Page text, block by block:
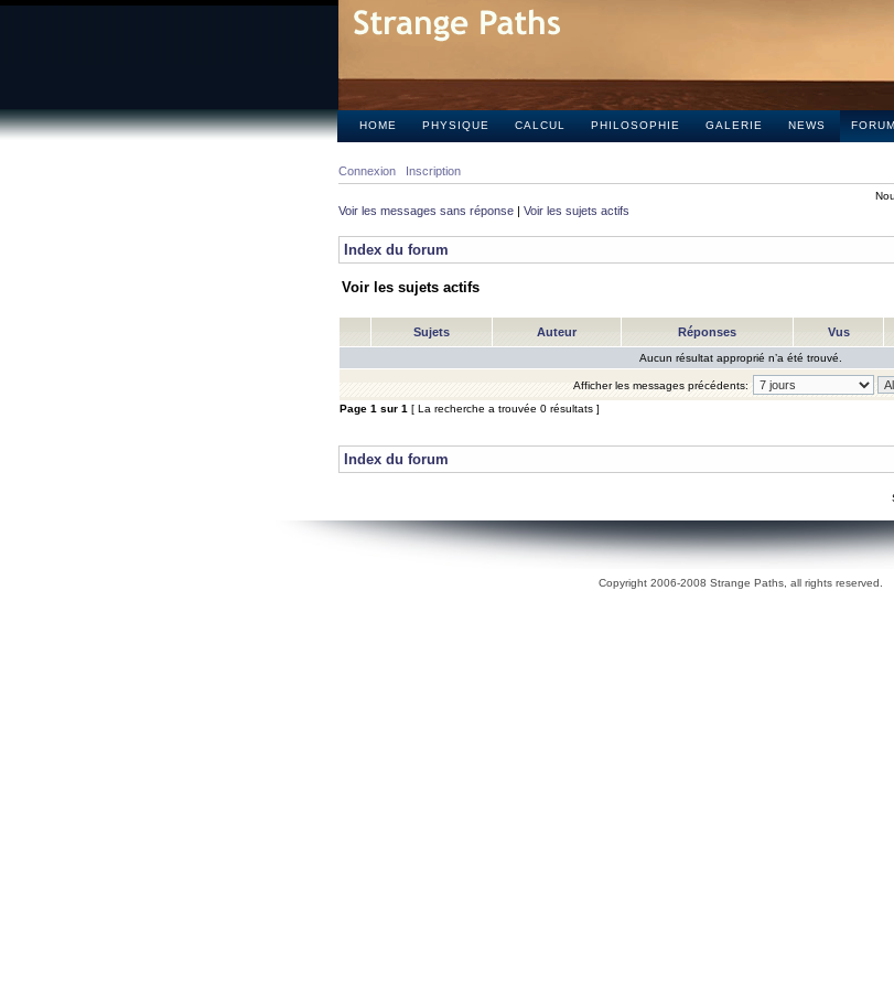
HOME PHYSIQUE CALCUL PHILOSOPHIE GALERIE NEWS FORUM
Connexion Inscription
Voir les messages sans réponse | Voir les sujets actifs
Index du forum
Voir les sujets actifs
Sujets Auteur Réponses Vus
Aucun résultat approprié n’a été trouvé.
Afficher les messages précédents:
Page 1 sur 1 [ La recherche a trouvée 0 résultats ]
Index du forum
Copyright 2006-2008 Strange Paths, all rights reserved.